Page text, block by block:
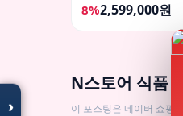
›
8%2,599,000원
N스토어 식품
이 포스팅은 네이버 쇼핑